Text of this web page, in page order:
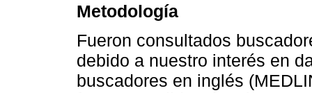
Metodología
Fueron consultados
debido a nuestro interés en
buscadores en inglés